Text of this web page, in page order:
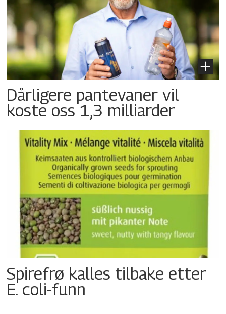
Dårligere pantevaner vil
koste oss 1,3 milliarder
Spirefrø kalles tilbake etter
E. coli-funn